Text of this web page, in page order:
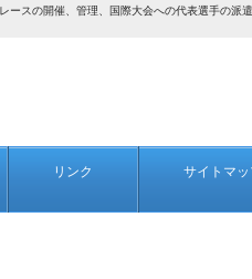
スの開催、管理、国際大会への代表選手の派
リンク サイトマ